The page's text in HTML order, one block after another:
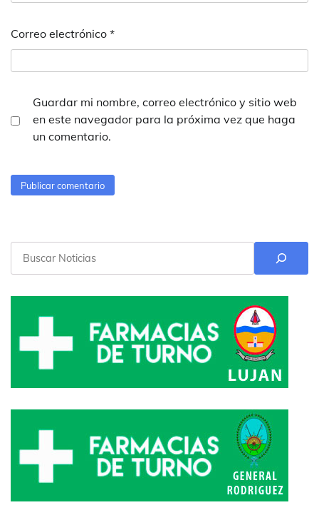
Correo electrónico *
Guardar mi nombre, correo electrónico y sitio web
en este navegador para la próxima vez que haga
un comentario.